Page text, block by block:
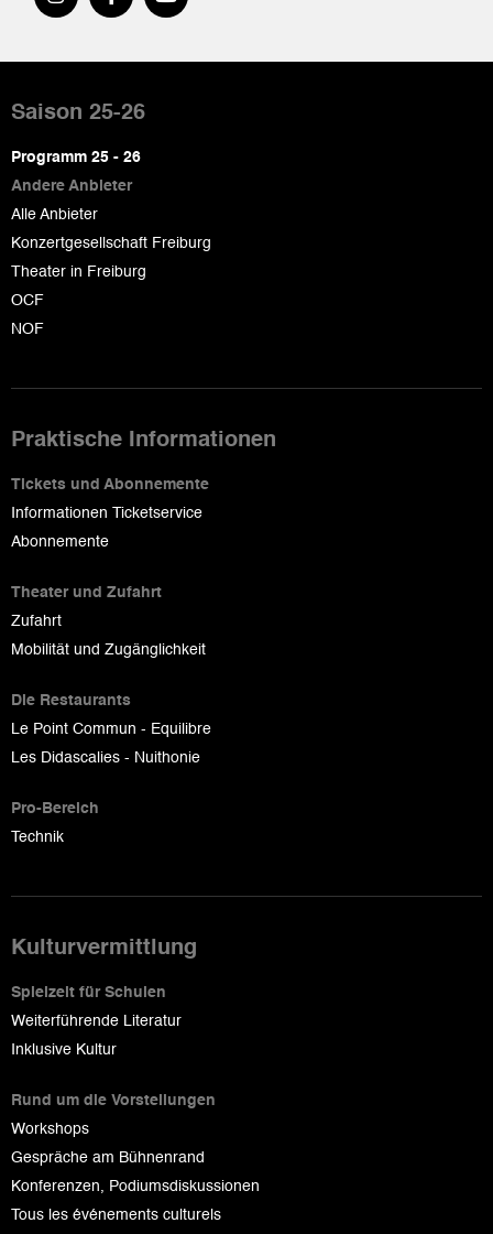
de
page
Saison 25-26
Programm 25 - 26
Andere Anbieter
Alle Anbieter
Konzertgesellschaft Freiburg
Theater in Freiburg
OCF
NOF
Praktische Informationen
Tickets und Abonnemente
Informationen Ticketservice
Abonnemente
Theater und Zufahrt
Zufahrt
Mobilität und Zugänglichkeit
Die Restaurants
Le Point Commun - Equilibre
Les Didascalies - Nuithonie
Pro-Bereich
Technik
Kulturvermittlung
Spielzeit für Schulen
Weiterführende Literatur
Inklusive Kultur
Rund um die Vorstellungen
Workshops
Gespräche am Bühnenrand
Konferenzen, Podiumsdiskussionen
Tous les événements culturels